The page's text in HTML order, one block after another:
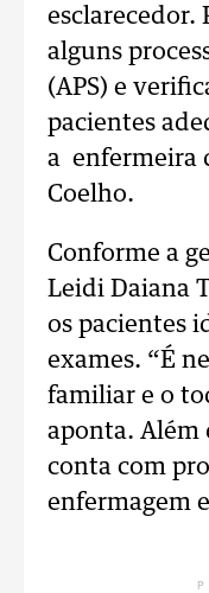
esclarecedor.
alguns
(APS) e
pacientes
a enfermeira
Coelho.
Conforme a
Leidi Daiana
os pacientes
exames. “É
familiar e o
aponta. Além
conta com
enfermagem